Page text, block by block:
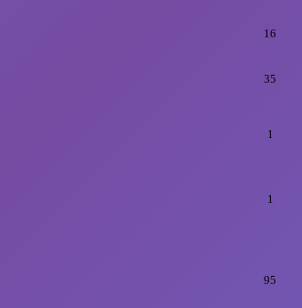
16
35
1
1
95